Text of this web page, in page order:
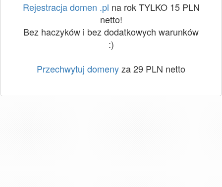
Rejestracja domen .pl na rok TYLKO 15 PLN
netto!
Bez haczyków i bez dodatkowych warunków
:)
Przechwytuj domenyza 29 PLN netto